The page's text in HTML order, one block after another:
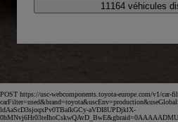
11164 véhicules
POST https://usc-webcomponents.toyota-europe.com/v1/car-
ldAaScD3sjoqxPv0TBafkGCy-aVDI8UPDjklX-